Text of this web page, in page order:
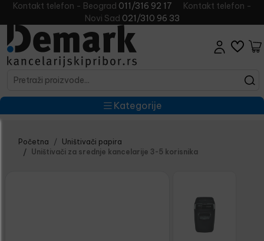
Kontakt telefon - Beograd 011/316 92 17
Kontakt telefon -
Novi Sad 021/310 96 33
Kategorije
Početna
Uništivači papira
Uništivači za srednje kancelarije 3-5 korisnika